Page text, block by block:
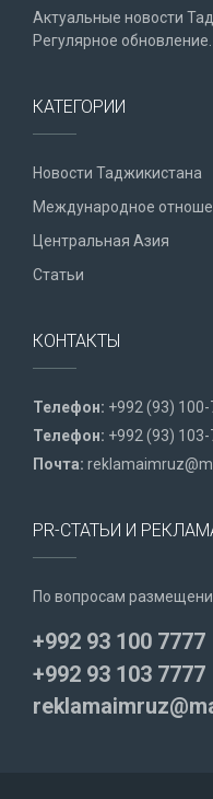
Актуальные новости
Регулярное обновление.
КАТЕГОРИИ
Новости Таджикистана
Международное
Центральная Азия
Статьи
КОНТАКТЫ
Телефон: +992 (93)
Телефон: +992 (93)
Почта:
PR-СТАТЬИ И
По вопросам
+992 93 100 7777
+992 93 103 7777